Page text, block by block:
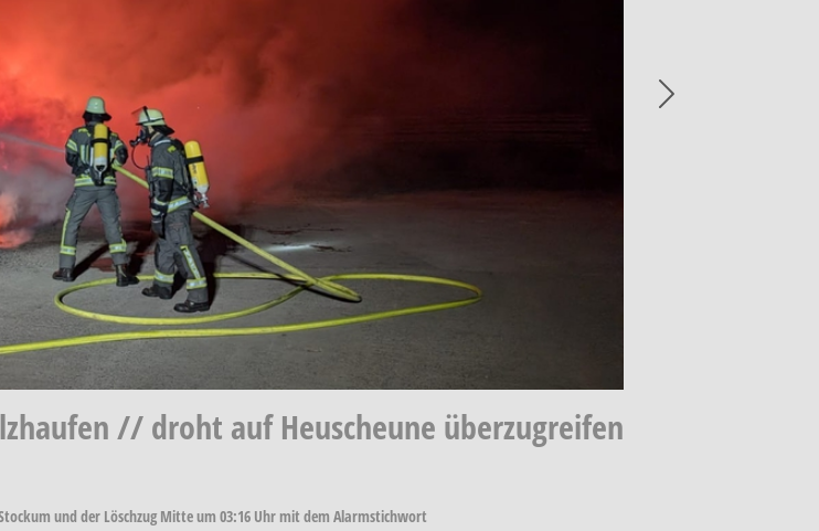
// droht auf Heuscheune überzugreifen
und der Löschzug Mitte um 03:16 Uhr mit dem Alarmstichwort